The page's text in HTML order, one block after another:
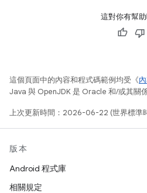
這對你有幫助
這個頁面中的內容和程式碼範例均受《
Java 與 OpenJDK 是 Oracle 和/或其關
上次更新時間：2026-06-22 (世界標準
版本
Android 程式庫
相關規定